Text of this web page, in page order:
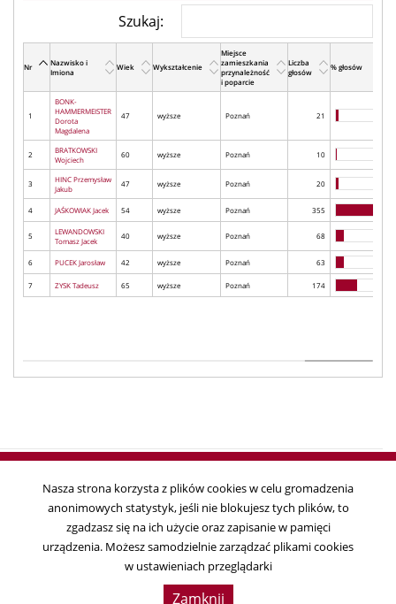
Szukaj:
Nr
Nazwisko i
Imiona
Wiek Wykształcenie
Miejsce
zamieszkania
przynależność
i poparcie
Liczba
głosów
% głosów
1
BONK-
HAMMERMEISTER
Dorota
Magdalena
47 wyższe Poznań 21
2
BRATKOWSKI
Wojciech
60 wyższe Poznań 10
3
HINC Przemysław
Jakub
47 wyższe Poznań 20
4 JAŚKOWIAK Jacek 54 wyższe Poznań 355
5
LEWANDOWSKI
Tomasz Jacek
40 wyższe Poznań 68
6 PUCEK Jarosław 42 wyższe Poznań 63
7 ZYSK Tadeusz 65 wyższe Poznań 174
Copyright © 2018
Państwowa Komisja Wyborcza, ul. Wiejska 10, 00-902 Warszawa, tel. 22
695 25 44, fax. 22 629 39 59
Nasza strona korzysta z plików cookies w celu gromadzenia
anonimowych statystyk, jeśli nie blokujesz tych plików, to
zgadzasz się na ich użycie oraz zapisanie w pamięci
urządzenia. Możesz samodzielnie zarządzać plikami cookies
w ustawieniach przeglądarki
Zamknij